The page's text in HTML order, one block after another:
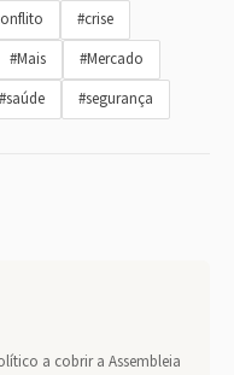
#crise
#Mais
#Mercado
#saúde #segurança
a cobrir a Assembleia